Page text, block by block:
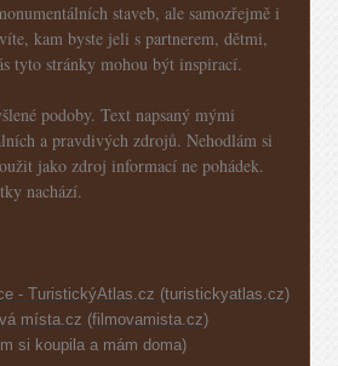
staveb, ale samozřejmě i
kam byste jeli s partnerem, dětmi,
tyto stránky mohou být inspirací.
podoby. Text napsaný mými
a pravdivých zdrojů. Nehodlám si
jako zdroj informací ne pohádek.
nachází.
- TuristickýAtlas.cz (turistickyatlas.cz)
místa.cz (filmovamista.cz)
si koupila a mám doma)